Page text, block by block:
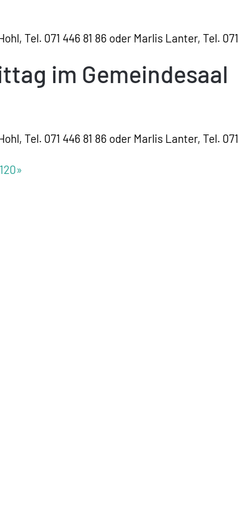
Tel. 071 446 81 86 oder Marlis Lanter, Tel. 071
im Gemeindesaal
Tel. 071 446 81 86 oder Marlis Lanter, Tel. 071
120»